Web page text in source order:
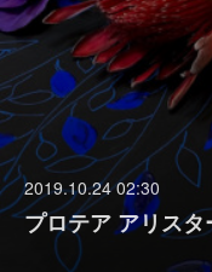
2019.10.24 02:30
プロテア アリス